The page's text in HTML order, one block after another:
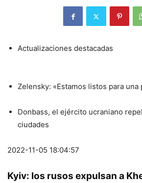
Actualizaciones destacadas
Zelensky: «Estamos listos para una
Donbass, el ejército ucraniano
ciudades
2022-11-05 18:04:57
Kyiv: los rusos expulsan a